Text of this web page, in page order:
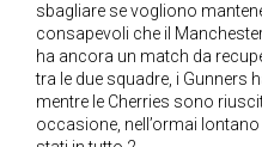
sbagliare se vogliono
consapevoli che il
ha ancora un match da
tra le due squadre, i
mentre le Cherries sono
occasione, nell’ormai